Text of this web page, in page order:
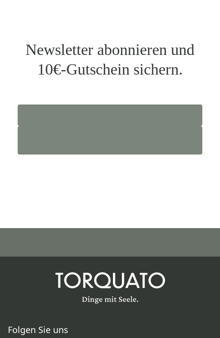
Newsletter abonnieren und
10€-Gutschein sichern.
Folgen Sie uns